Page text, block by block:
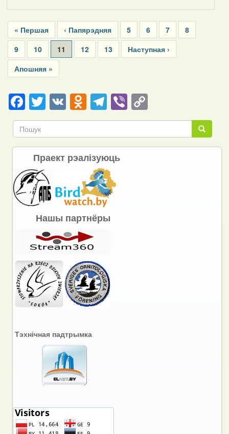
Pagination
First
page
« Першая
Previous
page
‹ Папярэдняя Page
5 Page
6 Page
7 Page
8
Page
9 Page
10
Current
page
11 Page
12 Page
13
Next
page
Наступная ›
Last
page
Апошняя »
Facebook
Twitter
VKOdnoklassniki
Telegram
ViberCopy
Link Пошук
Пошук
Праект рэалізуюць
Нашы партнёры
Тэхнічная падтрымка